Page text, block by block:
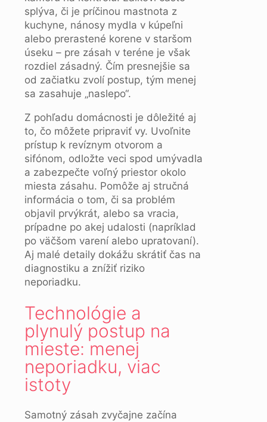
splýva, či je príčinou mastnota z
kuchyne, nánosy mydla v kúpeľni
alebo prerastené korene v staršom
úseku – pre zásah v teréne je však
rozdiel zásadný. Čím presnejšie sa
od začiatku zvolí postup, tým menej
sa zasahuje „naslepo“.
Z pohľadu domácnosti je dôležité aj
to, čo môžete pripraviť vy. Uvoľnite
prístup k revíznym otvorom a
sifónom, odložte veci spod umývadla
a zabezpečte voľný priestor okolo
miesta zásahu. Pomôže aj stručná
informácia o tom, či sa problém
objavil prvýkrát, alebo sa vracia,
prípadne po akej udalosti (napríklad
po väčšom varení alebo upratovaní).
Aj malé detaily dokážu skrátiť čas na
diagnostiku a znížiť riziko
neporiadku.
Technológie a
plynulý postup na
mieste: menej
neporiadku, viac
istoty
Samotný zásah zvyčajne začína